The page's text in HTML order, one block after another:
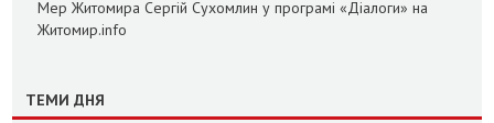
Мер Житомира Сергій Сухомлин у програмі «Діалоги» на
Житомир.info
ТЕМИ ДНЯ